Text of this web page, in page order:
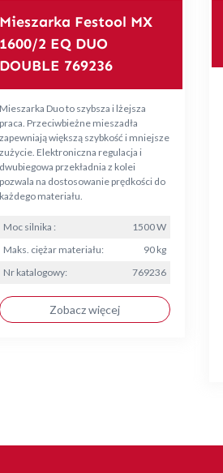
Mieszarka Festool MX
1600/2 EQ DUO
DOUBLE 769236
Mieszarka Duo to szybsza i lżejsza
praca. Przeciwbieżne mieszadła
zapewniają większą szybkość i mniejsze
zużycie. Elektroniczna regulacja i
dwubiegowa przekładnia z kolei
pozwala na dostosowanie prędkości do
każdego materiału.
Moc silnika :
1500 W
Maks. ciężar materiału:
90 kg
Nr katalogowy:
769236
Zobacz więcej